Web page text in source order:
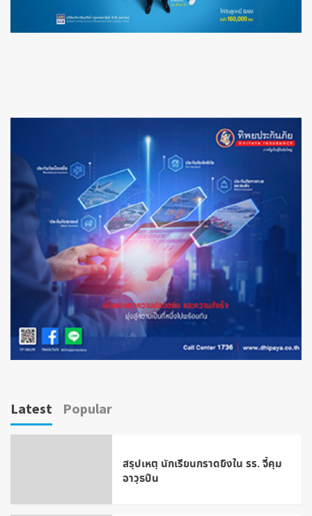
Latest Popular
สรุปเหตุ นักเรียนกราดยิงใน รร. จี้คุม
อาวุธปืน